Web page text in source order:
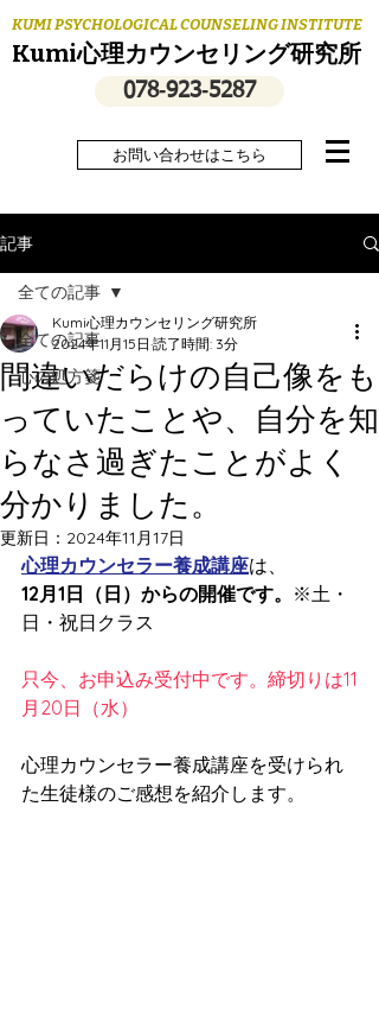
KUMI PSYCHOLOGICAL COUNSELING INSTITUTE
Kumi心理カウンセリング研究所
078‐923‐5287
お問い合わせはこちら
記事
全ての記事
心の処方箋
全ての記事
間違いだらけの自己像をも
っていたことや、自分を知
らなさ過ぎたことがよく
分かりました。
Kumi心理カウンセリング研究所
2024年11月15日 読了時間: 3分
更新日： 2024年11月17日
心理カウンセラー養成講座は、
12月1日（日）からの開催です。 ※土・
日・祝日クラス
只今、お申込み受付中です。締切りは11
月20日（水）
心理カウンセラー養成講座を受けられ
た生徒様のご感想を紹介します。